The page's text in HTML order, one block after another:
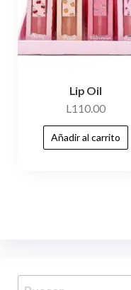
Lip Oil
L110.00
Añadir al carrito